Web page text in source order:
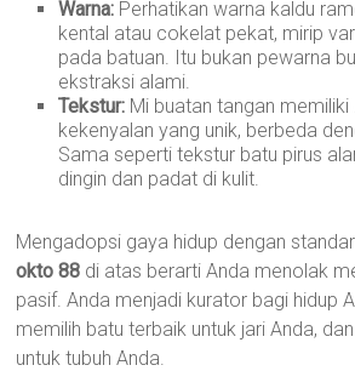
Warna: Perhatikan warna kaldu
kental atau cokelat pekat, mirip
pada batuan. Itu bukan pewarna
ekstraksi alami.
Tekstur: Mi buatan tangan memiliki
kekenyalan yang unik, berbeda
Sama seperti tekstur batu pirus
dingin dan padat di kulit.
Mengadopsi gaya hidup dengan
okto 88 di atas berarti Anda menolak
pasif. Anda menjadi kurator bagi hidup
memilih batu terbaik untuk jari Anda,
untuk tubuh Anda.